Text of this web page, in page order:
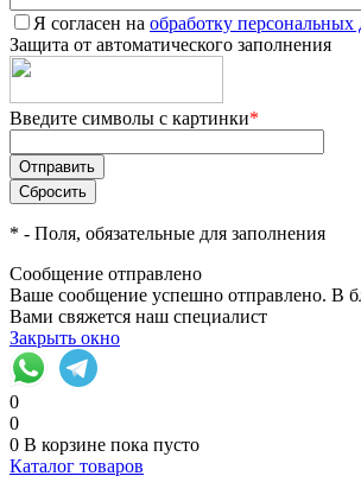
Я согласен на обработку
Защита от автоматического заполнения
Введите символы с картинки*
* - Поля, обязательные для заполнения
Сообщение отправлено
Ваше сообщение успешно отправлено. В
Вами свяжется наш специалист
Закрыть окно
0
0
0 В корзине пока пусто
Каталог товаров